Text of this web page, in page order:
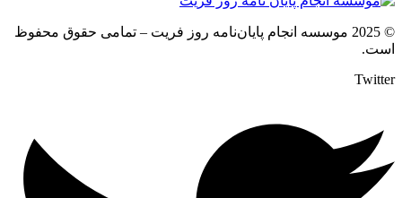
© 2025 موسسه انجام پایان‌نامه روز فریت – تمامی حقوق محفوظ
است.
Twitter